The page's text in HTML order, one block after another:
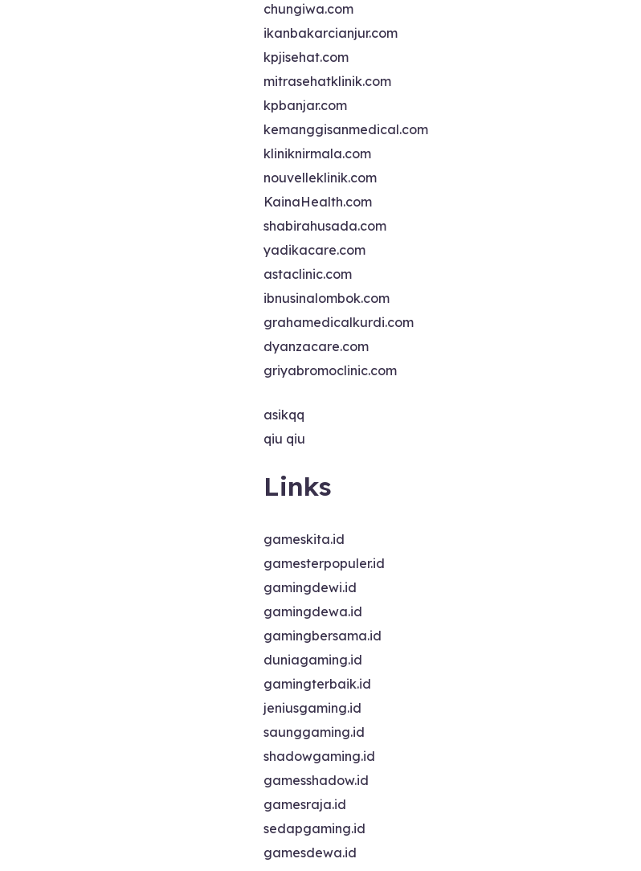
chungiwa.com
ikanbakarcianjur.com
kpjisehat.com
mitrasehatklinik.com
kpbanjar.com
kemanggisanmedical.com
kliniknirmala.com
nouvelleklinik.com
KainaHealth.com
shabirahusada.com
yadikacare.com
astaclinic.com
ibnusinalombok.com
grahamedicalkurdi.com
dyanzacare.com
griyabromoclinic.com
asikqq
qiu qiu
Links
gameskita.id
gamesterpopuler.id
gamingdewi.id
gamingdewa.id
gamingbersama.id
duniagaming.id
gamingterbaik.id
jeniusgaming.id
saunggaming.id
shadowgaming.id
gamesshadow.id
gamesraja.id
sedapgaming.id
gamesdewa.id